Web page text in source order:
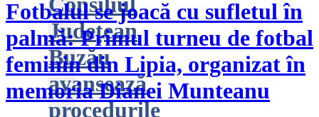
Județean
Buzău
avansează
procedurile
​Fotbalul se joacă cu sufletul în
palmă: Primul turneu de fotbal
feminin din Lipia, organizat în
memoria Dianei Munteanu